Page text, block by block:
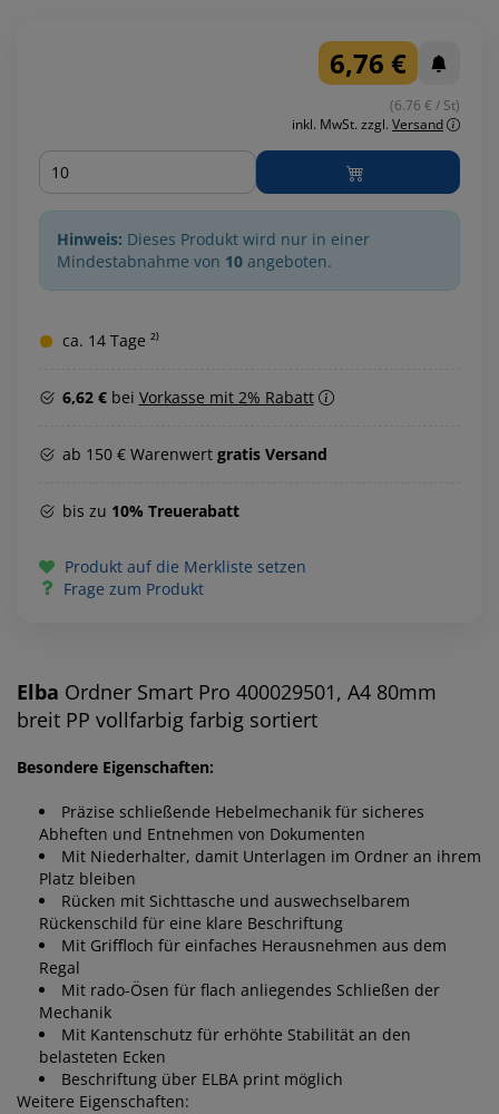
6,76 €
(6.76 € / St)
inkl. MwSt. zzgl. Versand
Menge
Hinweis: Dieses Produkt wird nur in einer
Mindestabnahme von 10 angeboten.
ca. 14 Tage ²⁾
6,62 €bei Vorkasse mit 2% Rabatt
ab 150 € Warenwert gratis Versand
bis zu 10% Treuerabatt
Produkt auf die Merkliste setzen
Frage zum Produkt
Elba Ordner Smart Pro 400029501, A4 80mm
breit PP vollfarbig farbig sortiert
Besondere Eigenschaften:
Präzise schließende Hebelmechanik für sicheres
Abheften und Entnehmen von Dokumenten
Mit Niederhalter, damit Unterlagen im Ordner an ihrem
Platz bleiben
Rücken mit Sichttasche und auswechselbarem
Rückenschild für eine klare Beschriftung
Mit Griffloch für einfaches Herausnehmen aus dem
Regal
Mit rado-Ösen für flach anliegendes Schließen der
Mechanik
Mit Kantenschutz für erhöhte Stabilität an den
belasteten Ecken
Beschriftung über ELBA print möglich
Weitere Eigenschaften: